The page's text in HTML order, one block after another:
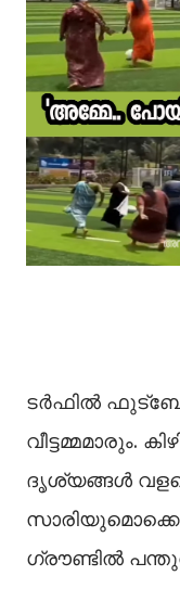
ടര്‍ഫില്‍
വീട്ടമ്മമാരും.
ദൃശ്യങ്ങൾ
സാരിയുമൊക്കെ
ഗ്രൗണ്ടില്‍